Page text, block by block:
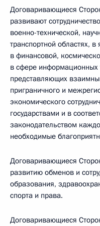
Договаривающиеся
развивают
военно-технической,
транспортной областях, в
в финансовой,
в сфере информационных
представляющих
приграничного и
экономического
государствами и в
законодательством
необходимые
Договаривающиеся
развитию обменов и
образования,
спорта и права.
Договаривающиеся